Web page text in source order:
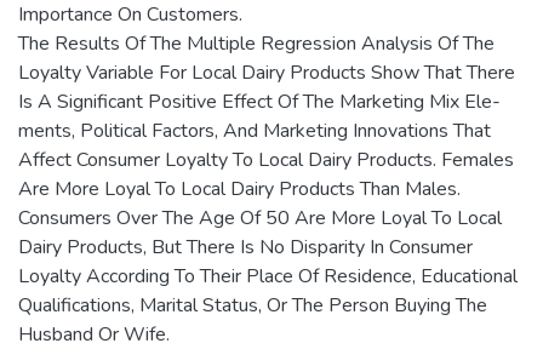
Importance On Customers.
The Results Of The Multiple Regression Analysis Of The
Loyalty Variable For Local Dairy Products Show That There
Is A Significant Positive Effect Of The Marketing Mix Ele-
ments, Political Factors, And Marketing Innovations That
Affect Consumer Loyalty To Local Dairy Products. Females
Are More Loyal To Local Dairy Products Than Males.
Consumers Over The Age Of 50 Are More Loyal To Local
Dairy Products, But There Is No Disparity In Consumer
Loyalty According To Their Place Of Residence, Educational
Qualifications, Marital Status, Or The Person Buying The
Husband Or Wife.